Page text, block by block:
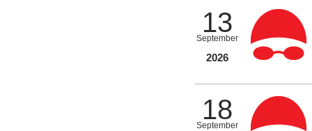
13
September
2026
18
September